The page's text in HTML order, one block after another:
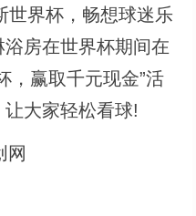
界杯，畅想球迷乐
房在世界杯期间在
，赢取千元现金”活
大家轻松看球!